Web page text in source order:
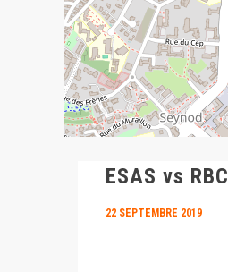
ESAS vs RBC
22 SEPTEMBRE 2019